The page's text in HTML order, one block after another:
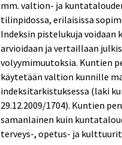
mm. valtion- ja
tilinpidossa, erilaisissa
Indeksin pistelukuja
arvioidaan ja vertaillaan
volyymimuutoksia. Kuntien
käytetään valtion kunnille
indeksitarkistuksessa (laki
29.12.2009/1704). Kuntien
samanlainen kuin
terveys-, opetus- ja